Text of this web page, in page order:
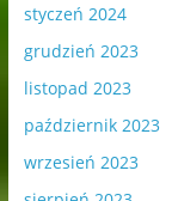
styczeń 2024
grudzień 2023
listopad 2023
październik 2023
wrzesień 2023